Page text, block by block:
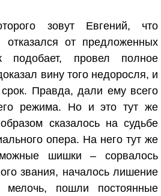
зовут Евгений, что
отказался от предложенных
провел полное
вину того недоросля, и
Правда, дали ему всего
режима. Но и это тут же
сказалось на судьбе
опера. На него тут же
шишки – сорвалось
звания, началось лишение
пошли постоянные